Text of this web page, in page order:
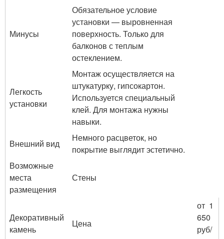
Минусы
Обязательное условие
установки — выровненная
поверхность. Только для
балконов с теплым
остеклением.
Легкость
установки
Монтаж осуществляется на
штукатурку, гипсокартон.
Используется специальный
клей. Для монтажа нужны
навыки.
Внешний вид
Немного расцветок, но
покрытие выглядит эстетично.
Возможные
места
размещения
Стены
Декоративный
камень
Цена
от 1
650
руб/